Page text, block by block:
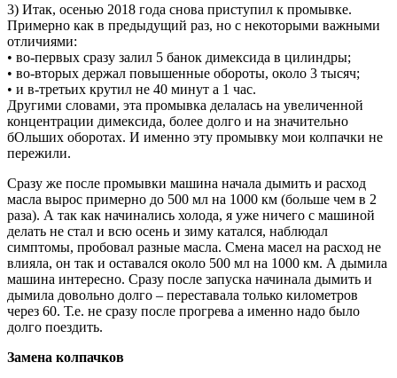
3) Итак, осенью 2018 года снова приступил к промывке.
Примерно как в предыдущий раз, но с некоторыми важными
отличиями:
• во-первых сразу залил 5 банок димексида в цилиндры;
• во-вторых держал повышенные обороты, около 3 тысяч;
• и в-третьих крутил не 40 минут а 1 час.
Другими словами, эта промывка делалась на увеличенной
концентрации димексида, более долго и на значительно
бОльших оборотах. И именно эту промывку мои колпачки не
пережили.
Сразу же после промывки машина начала дымить и расход
масла вырос примерно до 500 мл на 1000 км (больше чем в 2
раза). А так как начинались холода, я уже ничего с машиной
делать не стал и всю осень и зиму катался, наблюдал
симптомы, пробовал разные масла. Смена масел на расход не
влияла, он так и оставался около 500 мл на 1000 км. А дымила
машина интересно. Сразу после запуска начинала дымить и
дымила довольно долго – переставала только километров
через 60. Т.е. не сразу после прогрева а именно надо было
долго поездить.
Замена колпачков